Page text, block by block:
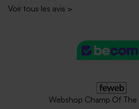
Voir tous les avis >
Webshop Champ Of The